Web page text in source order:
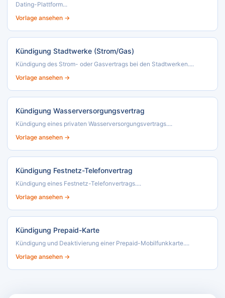
Dating-Plattform...
Vorlage ansehen →
Kündigung Stadtwerke (Strom/Gas)
Kündigung des Strom- oder Gasvertrags bei den Stadtwerken....
Vorlage ansehen →
Kündigung Wasserversorgungsvertrag
Kündigung eines privaten Wasserversorgungsvertrags....
Vorlage ansehen →
Kündigung Festnetz-Telefonvertrag
Kündigung eines Festnetz-Telefonvertrags....
Vorlage ansehen →
Kündigung Prepaid-Karte
Kündigung und Deaktivierung einer Prepaid-Mobilfunkkarte....
Vorlage ansehen →